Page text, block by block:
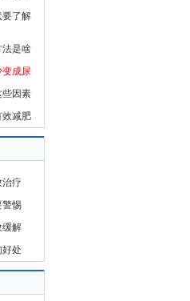
要了解
法是啥
变成尿
些因素
效减肥
疗
警惕
缓解
处